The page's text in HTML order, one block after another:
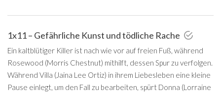
1x11 – Gefährliche Kunst und tödliche Rache
Ein kaltblütiger Killer ist nach wie vor auf freien Fuß, während
Rosewood (Morris Chestnut) mithilft, dessen Spur zu verfolgen.
Während Villa (Jaina Lee Ortiz) in ihrem Liebesleben eine kleine
Pause einlegt, um den Fall zu bearbeiten, spürt Donna (Lorraine